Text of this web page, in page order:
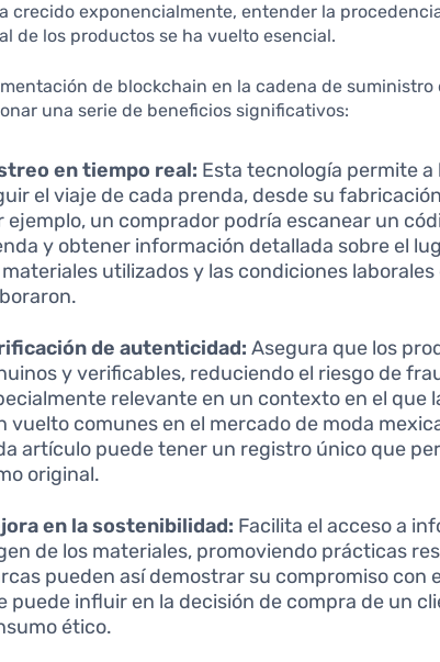
crecido exponencialmente, entender la
de los productos se ha vuelto esencial.
de blockchain en la cadena de suministro
una serie de beneficios significativos:
en tiempo real: Esta tecnología permite
el viaje de cada prenda, desde su
ejemplo, un comprador podría escanear un
y obtener información detallada sobre el
materiales utilizados y las condiciones laborales
de autenticidad: Asegura que los
y verificables, reduciendo el riesgo de
relevante en un contexto en el que
vuelto comunes en el mercado de moda
artículo puede tener un registro único que
original.
en la sostenibilidad: Facilita el acceso a
de los materiales, promoviendo prácticas
pueden así demostrar su compromiso con
puede influir en la decisión de compra de un
ético.